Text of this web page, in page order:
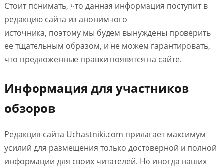
Стоит понимать, что данная информация поступит в
редакцию сайта из анонимного
источника, поэтому мы будем вынуждены проверить
ее тщательным образом, и не можем гарантировать,
что предложенные правки появятся на сайте.
Информация для участников
обзоров
Редакция сайта Uchastniki.com прилагает максимум
усилий для размещения только достоверной и полной
информации для своих читателей. Но иногда наших